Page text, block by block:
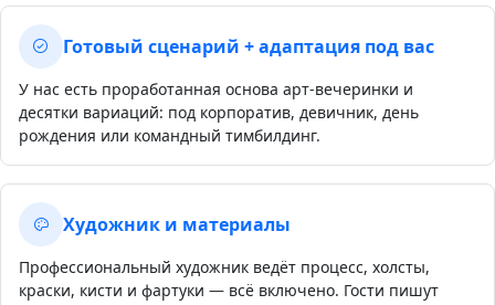
Готовый сценарий + адаптация под вас
У нас есть проработанная основа арт-вечеринки и
десятки вариаций: под корпоратив, девичник, день
рождения или командный тимбилдинг.
Художник и материалы
Профессиональный художник ведёт процесс, холсты,
краски, кисти и фартуки — всё включено. Гости пишут